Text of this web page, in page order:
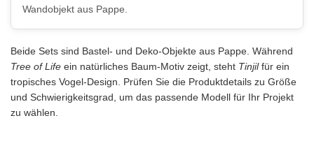
Wandobjekt aus Pappe.
Beide Sets sind Bastel- und Deko-Objekte aus Pappe. Während
Tree of Life ein natürliches Baum-Motiv zeigt, steht Tinjilfür ein
tropisches Vogel-Design. Prüfen Sie die Produktdetails zu Größe
und Schwierigkeitsgrad, um das passende Modell für Ihr Projekt
zu wählen.